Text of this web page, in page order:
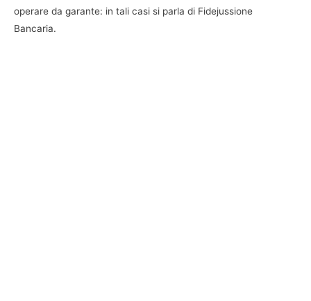
operare da garante: in tali casi si parla di Fidejussione
Bancaria.